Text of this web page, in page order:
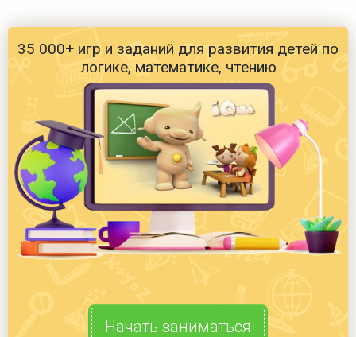
35 000+ игр и заданий для развития детей по
логике, математике, чтению
Начать заниматься